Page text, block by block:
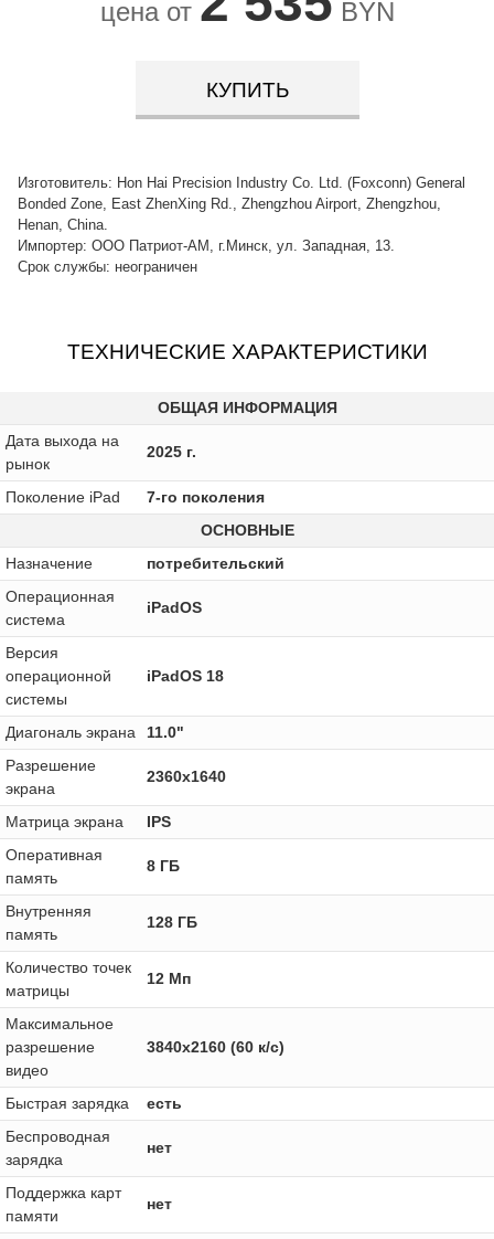
цена от BYN
КУПИТЬ
Изготовитель: Hon Hai Precision Industry Co. Ltd. (Foxconn) General
Bonded Zone, East ZhenXing Rd., Zhengzhou Airport, Zhengzhou,
Henan, China.
Импортер: ООО Патриот-АМ, г.Минск, ул. Западная, 13.
Срок службы: неограничен
ТЕХНИЧЕСКИЕ ХАРАКТЕРИСТИКИ
ОБЩАЯ ИНФОРМАЦИЯ
Дата выхода на
рынок
2025 г.
Поколение iPad
7-го поколения
ОСНОВНЫЕ
Назначение
потребительский
Операционная
система
iPadOS
Версия
операционной
системы
iPadOS 18
Диагональ экрана
11.0"
Разрешение
экрана
2360x1640
Матрица экрана
IPS
Оперативная
память
8 ГБ
Внутренняя
память
128 ГБ
Количество точек
матрицы
12 Мп
Максимальное
разрешение
видео
3840x2160 (60 к/с)
Быстрая зарядка
есть
Беспроводная
зарядка
нет
Поддержка карт
памяти
нет